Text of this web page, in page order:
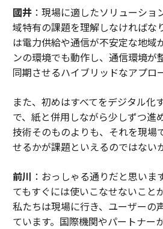
國井：現場に適したソリューショ
域特有の課題を理解しなければな
は電力供給や通信が不安定な地域
ンの環境でも動作し、通信環境が
同期させるハイブリッドなアプロ
また、初めはすべてをデジタル化
で、紙と併用しながら少しずつ進
技術そのものよりも、それを現場
せるかが課題といえるのではない
前川 ：おっしゃる通りだと思いま
てもすぐには使いこなせないこと
私たちは現場に行き、ユーザーの
ています。国際機関やパートナー